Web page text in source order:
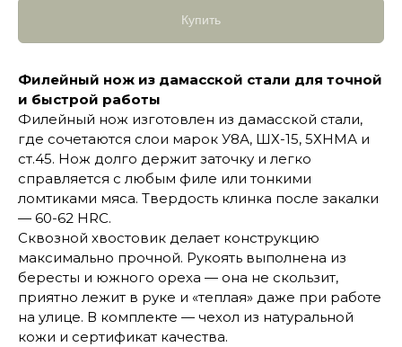
Купить
Филейный нож из дамасской стали для точной
и быстрой работы
Филейный нож изготовлен из дамасской стали,
где сочетаются слои марок У8А, ШХ-15, 5ХНМА и
ст.45. Нож долго держит заточку и легко
справляется с любым филе или тонкими
ломтиками мяса. Твердость клинка после закалки
— 60-62 HRC.
Сквозной хвостовик делает конструкцию
максимально прочной. Рукоять выполнена из
бересты и южного ореха — она не скользит,
приятно лежит в руке и «теплая» даже при работе
на улице. В комплекте — чехол из натуральной
кожи и сертификат качества.